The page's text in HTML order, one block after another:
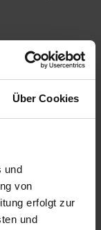
Über Cookies
und
von
erfolgt zur
und